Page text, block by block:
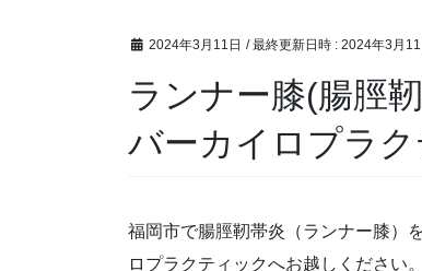
2024年3月11日 / 最終更新日時 : 2024年3月11
ランナー膝(腸脛
バーカイロプラク
福岡市で腸脛靭帯炎（ランナー膝）
ロプラクティックへお越しください。